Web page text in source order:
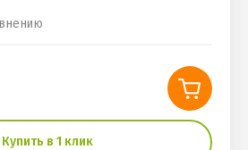
Купить в 1 клик